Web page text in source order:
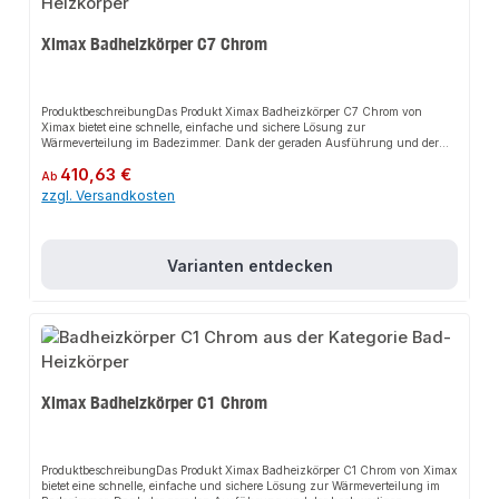
Ximax Badheizkörper C7 Chrom
ProduktbeschreibungDas Produkt Ximax Badheizkörper C7 Chrom von
Ximax bietet eine schnelle, einfache und sichere Lösung zur
Wärmeverteilung im Badezimmer. Dank der geraden Ausführung und der
sondern auch für eine moderne Optik, die jedes Badezimmer aufwertet. Die
flachen verchromten Querpaneele in aufgesetzter Optik verleihen dem
Badheizkörper den Charme eines Paneelheizkörpers. Das robuste Design
mit handelsüblichen ThermostatventilenHandwerkerqualität Made in
Thermostatventile sowie weitere Heizkörper für den Anschluss.
Regulärer Preis:
Ab 410,63 €
zzgl. Versandkosten
Varianten entdecken
Ximax Badheizkörper C1 Chrom
ProduktbeschreibungDas Produkt Ximax Badheizkörper C1 Chrom von Ximax
bietet eine schnelle, einfache und sichere Lösung zur Wärmeverteilung im